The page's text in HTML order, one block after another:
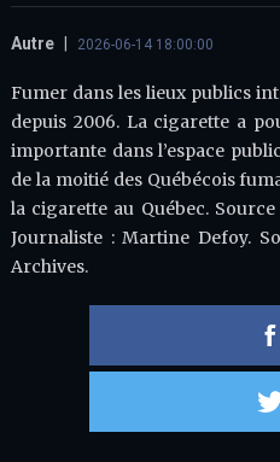
Autre 2026-06-14 18:00:00
Fumer dans les lieux publics
depuis 2006. La cigarette a
importante dans l’espace
de la moitié des Québécois
la cigarette au Québec.
Journaliste : Martine Defoy.
Archives.